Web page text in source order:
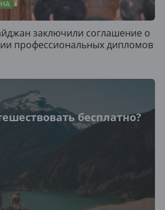
заключили соглашение о
профессиональных дипломов
бесплатно?